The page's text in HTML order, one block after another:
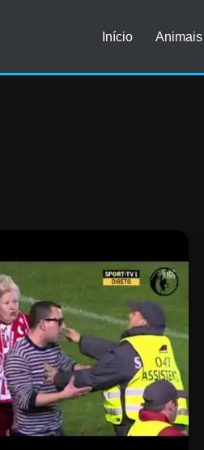
Início Animais